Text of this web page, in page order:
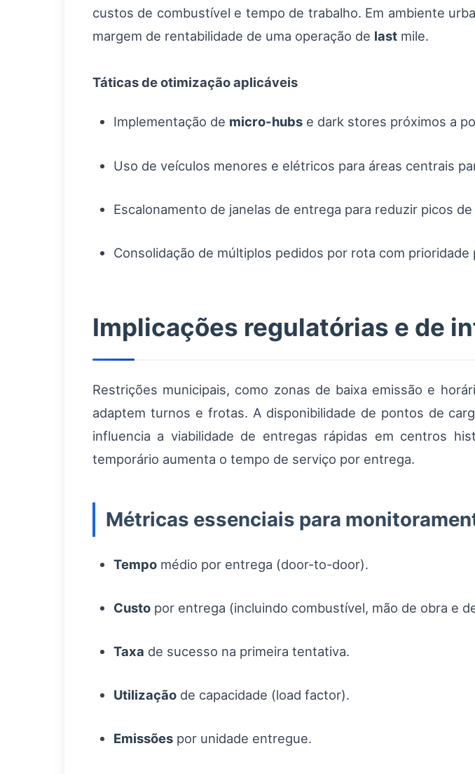
custos de combustível e tempo de trabalho. Em ambiente
margem de rentabilidade de uma operação de last mile.
Táticas de otimização aplicáveis
Implementação de micro-hubs e dark stores próximos a
Uso de veículos menores e elétricos para áreas centrais
Escalonamento de janelas de entrega para reduzir picos
Consolidação de múltiplos pedidos por rota com prioridade
Implicações regulatórias e de
Restrições municipais, como zonas de baixa emissão e
adaptem turnos e frotas. A disponibilidade de pontos de
influencia a viabilidade de entregas rápidas em centros
temporário aumenta o tempo de serviço por entrega.
Métricas essenciais para
Tempo médio por entrega (door-to-door).
Custo por entrega (incluindo combustível, mão de obra e
Taxa de sucesso na primeira tentativa.
Utilização de capacidade (load factor).
Emissões por unidade entregue.